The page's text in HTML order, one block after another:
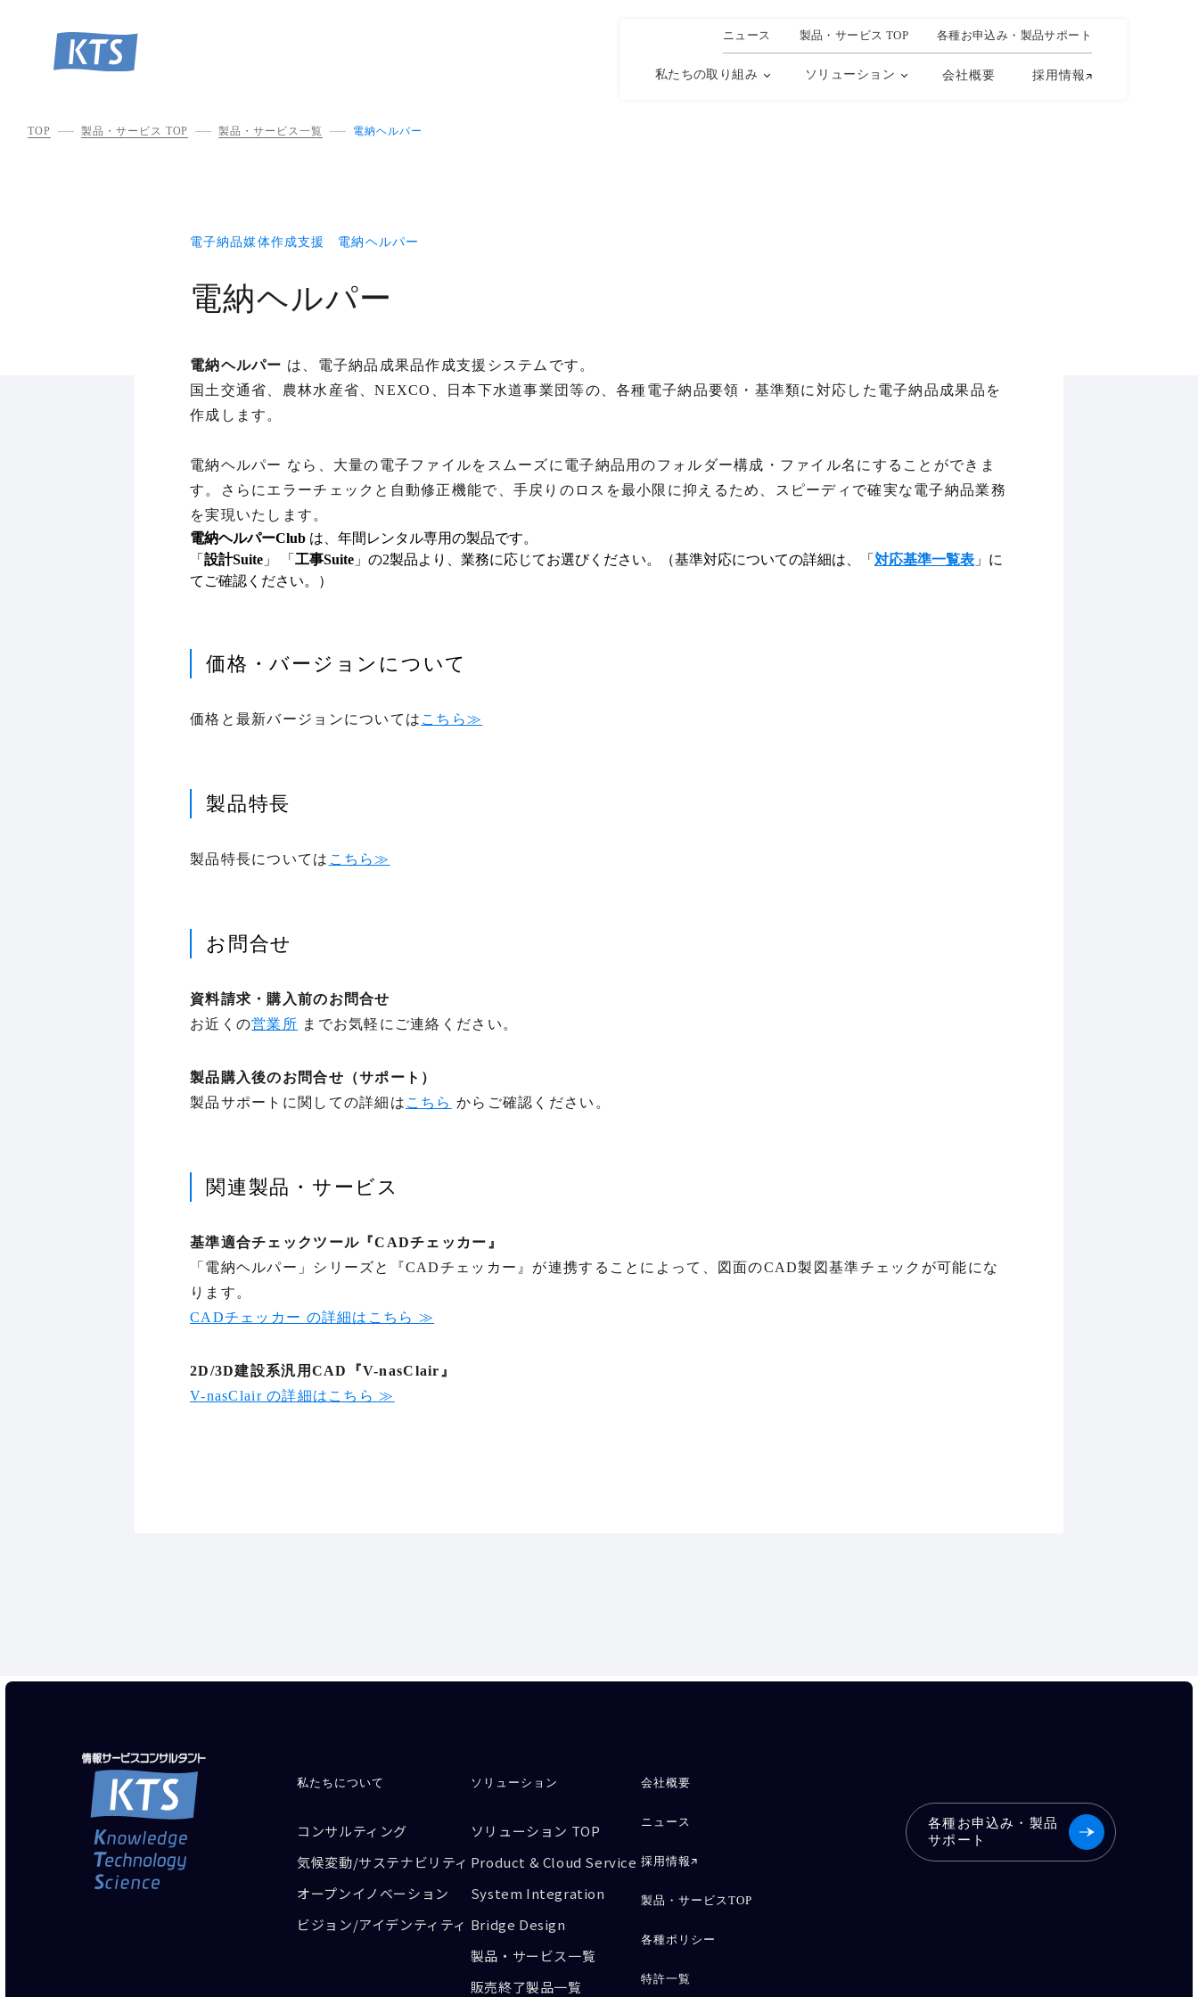
私たちの取り組み ソリューション 会社概要 採用情報
ニュース 製品・サービス TOP 各種お申込み・製品サポート
TOP 製品・サービス TOP 製品・サービス一覧 電納ヘルパー
電子納品媒体作成支援 電納ヘルパー
電納ヘルパー
電納ヘルパー は、電子納品成果品作成支援システムです。
国土交通省、農林水産省、NEXCO、日本下水道事業団等の、各種電子納品要領・基準類に対応した電子納品成果品を
作成します。
電納ヘルパー なら、大量の電子ファイルをスムーズに電子納品用のフォルダー構成・ファイル名にすることができま
す。さらにエラーチェックと自動修正機能で、手戻りのロスを最小限に抑えるため、スピーディで確実な電子納品業務
を実現いたします。
電納ヘルパーClub は、年間レンタル専用の製品です。
「 設計Suite 」 「 工事Suite 」の2製品より、業務に応じてお選びください。（基準対応についての詳細は、「 対応基準一覧表 」に
てご確認ください。）
価格・バージョンについて
価格と最新バージョンについては こちら≫
製品特長
製品特長については こちら≫
お問合せ
資料請求・購入前のお問合せ
お近くの営業所 までお気軽にご連絡ください。
製品購入後のお問合せ（サポート）
製品サポートに関しての詳細は こちら からご確認ください。
関連製品・サービス
基準適合チェックツール『CADチェッカー』
「電納ヘルパー」シリーズと『CADチェッカー』が連携することによって、図面のCAD製図基準チェックが可能にな
ります。
CADチェッカー の詳細はこちら ≫
2D/3D建設系汎用CAD『V-nasClair』
V-nasClair の詳細はこちら ≫
私たちについて
コンサルティング
気候変動/サステナビリティ
オープンイノベーション
ビジョン/アイデンティティ
ソリューション
ソリューション TOP
Product & Cloud Service
System Integration
Bridge Design
製品・サービス一覧
販売終了製品一覧
会社概要
ニュース
採用情報
製品・サービスTOP
各種ポリシー
特許一覧
各種お申込み・製品
サポート